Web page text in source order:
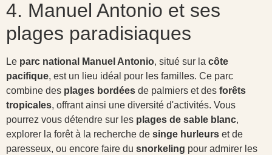
4. Manuel Antonio et ses
plages paradisiaques
Le parc national Manuel Antonio, situé sur la côte
pacifique, est un lieu idéal pour les familles. Ce parc
combine des plages bordées de palmiers et des forêts
tropicales, offrant ainsi une diversité d'activités. Vous
pourrez vous détendre sur les plages de sable blanc,
explorer la forêt à la recherche de singe hurleurs et de
paresseux, ou encore faire du snorkeling pour admirer les